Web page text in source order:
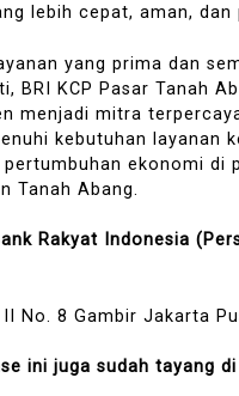
lebih cepat, aman, dan
yang prima dan
BRI KCP Pasar Tanah
menjadi mitra
kebutuhan layanan
pertumbuhan ekonomi di
Tanah Abang.
Rakyat Indonesia
No. 8 Gambir Jakarta
ini juga sudah tayang di